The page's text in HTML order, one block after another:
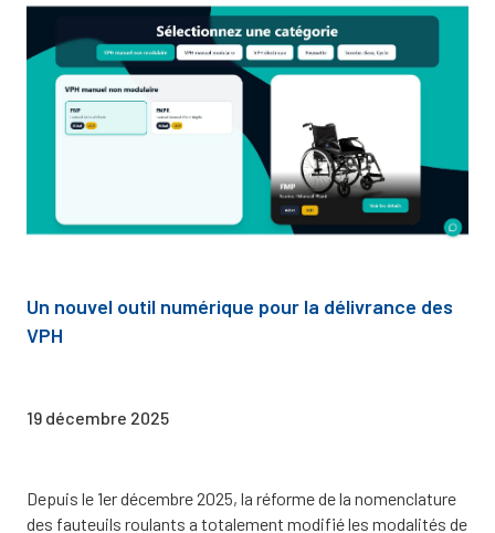
Un nouvel outil numérique pour la délivrance des
VPH
19 décembre 2025
Depuis le 1er décembre 2025, la réforme de la nomenclature
des fauteuils roulants a totalement modifié les modalités de